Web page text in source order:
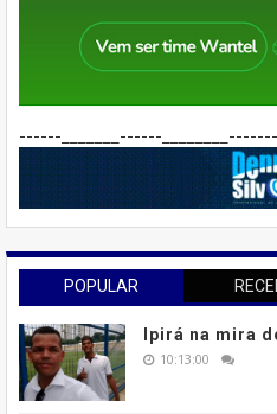
------_______------________-------
POPULAR
Ipirá na mira
10:13:00